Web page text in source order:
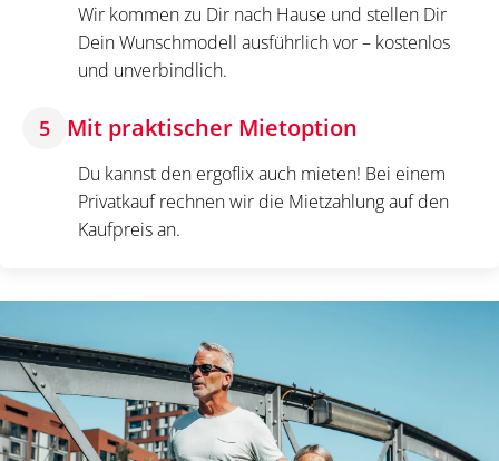
Wir kommen zu Dir nach Hause und stellen Dir
Dein Wunschmodell ausführlich vor – kostenlos
und unverbindlich.
5 Mit praktischer Mietoption
Du kannst den ergoflix auch mieten! Bei einem
Privatkauf rechnen wir die Mietzahlung auf den
Kaufpreis an.